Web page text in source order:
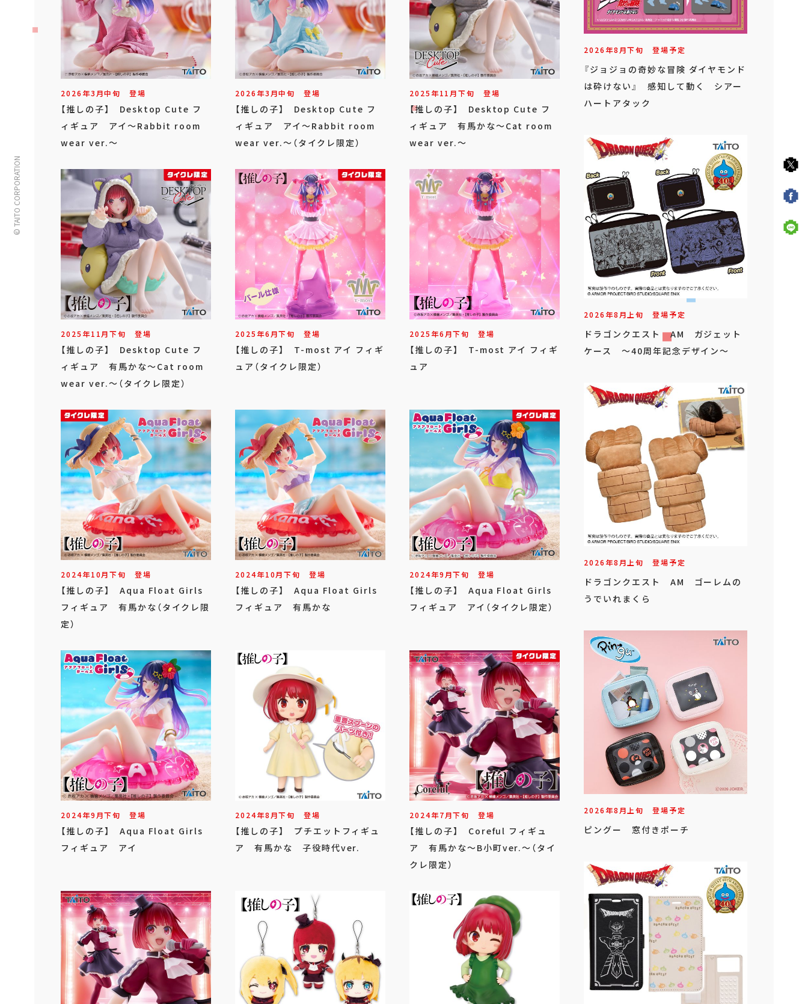
© TAITO CORPORATION
2026年3月中旬 登場
【推しの子】 Desktop Cute フ
ィギュア アイ～Rabbit room
wear ver.～
2026年3月中旬 登場
【推しの子】 Desktop Cute フ
ィギュア アイ～Rabbit room
wear ver.～（タイクレ限定）
2025年11月下旬 登場
【推しの子】 Desktop Cute フ
ィギュア 有馬かな～Cat room
wear ver.～
2025年11月下旬 登場
【推しの子】 Desktop Cute フ
ィギュア 有馬かな～Cat room
wear ver.～（タイクレ限定）
2025年6月下旬 登場
【推しの子】 T-most アイ フィギ
ュア（タイクレ限定）
2025年6月下旬 登場
【推しの子】 T-most アイ フィギ
ュア
2024年10月下旬 登場
【推しの子】 Aqua Float Girls
フィギュア 有馬かな（タイクレ限
定）
2024年10月下旬 登場
【推しの子】 Aqua Float Girls
フィギュア 有馬かな
2024年9月下旬 登場
【推しの子】 Aqua Float Girls
フィギュア アイ（タイクレ限定）
2024年9月下旬 登場
【推しの子】 Aqua Float Girls
フィギュア アイ
2024年8月下旬 登場
【推しの子】 プチエットフィギュ
ア 有馬かな 子役時代ver.
2024年7月下旬 登場
【推しの子】 Coreful フィギュ
ア 有馬かな～B小町ver.～（タイ
クレ限定）
2026年8月下旬 登場予定
『ジョジョの奇妙な冒険 ダイヤモンド
は砕けない』 感知して動く シアー
ハートアタック
2026年8月上旬 登場予定
ドラゴンクエスト AM ガジェット
ケース ～40周年記念デザイン～
2026年8月上旬 登場予定
ドラゴンクエスト AM ゴーレムの
うでいれまくら
2026年8月上旬 登場予定
ピングー 窓付きポーチ